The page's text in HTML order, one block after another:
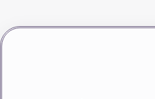
girişbetexper